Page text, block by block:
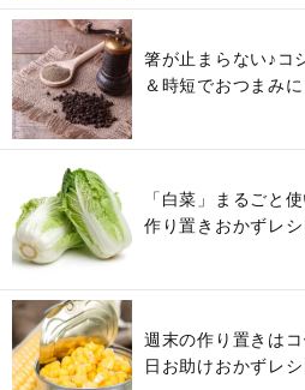
箸が止まらない♪コ
＆時短でおつまみ
「白菜」まるごと
作り置きおかずレ
週末の作り置きは
日お助けおかずレ